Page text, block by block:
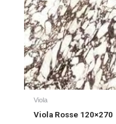
Viola
Viola Rosse 120×270